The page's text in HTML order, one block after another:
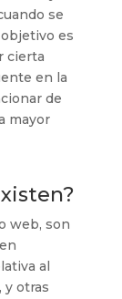
se
es
cierta
en la
de
mayor
web, son
al
y otras